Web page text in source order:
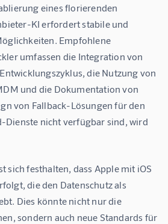
eines florierenden
KI erfordert stabile und
Empfohlene
umfassen die Integration von
die Nutzung von
und die Dokumentation von
von Fallback-Lösungen für den
Dienste nicht verfügbar sind, wird
sich festhalten, dass Apple mit iOS
die den Datenschutz als
Dies könnte nicht nur die
sondern auch neue Standards für